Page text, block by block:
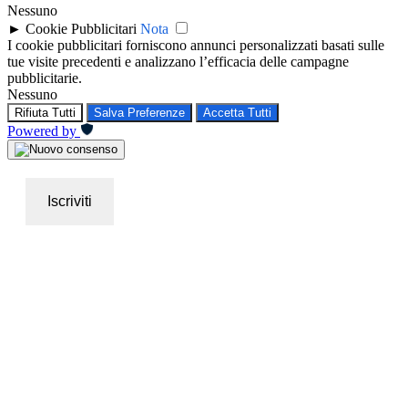
Nessuno
► Cookie Pubblicitari Nota
I cookie pubblicitari forniscono annunci personalizzati basati sulle
tue visite precedenti e analizzano l’efficacia delle campagne
pubblicitarie.
Nessuno
Rifiuta Tutti Salva Preferenze Accetta Tutti
Powered by
Iscriviti